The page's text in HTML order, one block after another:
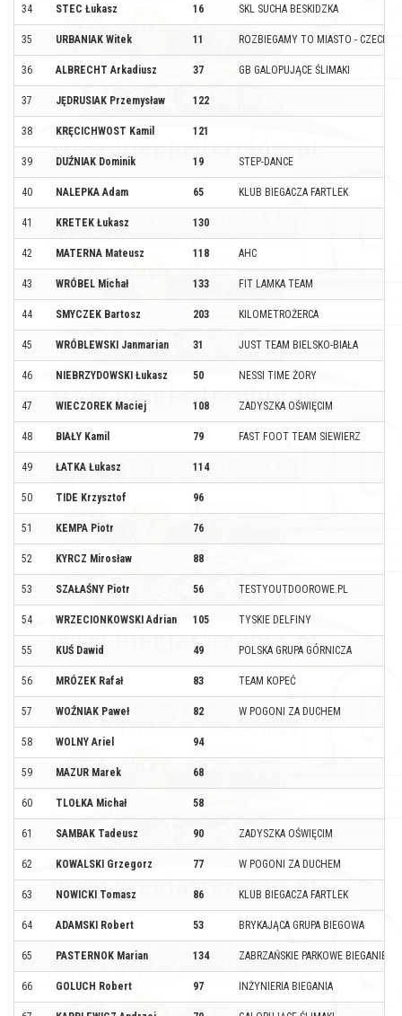
34 STEC Łukasz 16 SKL SUCHA BESKIDZKA
35 URBANIAK Witek 11 ROZBIEGAMY TO MIASTO -
36 ALBRECHT Arkadiusz 37 GB GALOPUJĄCE ŚLIMAKI
37 JĘDRUSIAK Przemysław 122
38 KRĘCICHWOST Kamil 121
39 DUŹNIAK Dominik 19 STEP-DANCE
40 NALEPKA Adam 65 KLUB BIEGACZA FARTLEK
41 KRETEK Łukasz 130
42 MATERNA Mateusz 118 AHC
43 WRÓBEL Michał 133 FIT LAMKA TEAM
44 SMYCZEK Bartosz 203 KILOMETROŻERCA
45 WRÓBLEWSKI Janmarian 31 JUST TEAM BIELSKO-BIAŁA
46 NIEBRZYDOWSKI Łukasz 50 NESSI TIME ŻORY
47 WIECZOREK Maciej 108 ZADYSZKA OŚWIĘCIM
48 BIAŁY Kamil 79 FAST FOOT TEAM SIEWIERZ
49 ŁATKA Łukasz 114
50 TIDE Krzysztof 96
51 KEMPA Piotr 76
52 KYRCZ Mirosław 88
53 SZAŁAŚNY Piotr 56 TESTYOUTDOOROWE.PL
54 WRZECIONKOWSKI Adrian 105 TYSKIE DELFINY
55 KUŚ Dawid 49 POLSKA GRUPA GÓRNICZA
56 MRÓZEK Rafał 83 TEAM KOPEĆ
57 WOŹNIAK Paweł 82 W POGONI ZA DUCHEM
58 WOLNY Ariel 94
59 MAZUR Marek 68
60 TLOŁKA Michał 58
61 SAMBAK Tadeusz 90 ZADYSZKA OŚWIĘCIM
62 KOWALSKI Grzegorz 77 W POGONI ZA DUCHEM
63 NOWICKI Tomasz 86 KLUB BIEGACZA FARTLEK
64 ADAMSKI Robert 53 BRYKAJĄCA GRUPA BIEGOWA
65 PASTERNOK Marian 134 ZABRZAŃSKIE PARKOWE BIEGANIE
66 GOLUCH Robert 97 INŻYNIERIA BIEGANIA